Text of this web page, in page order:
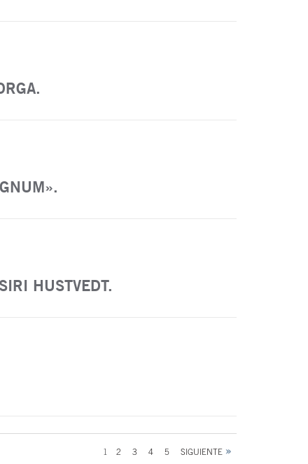
HUSTVEDT.
1 2 3 4 5 SIGUIENTE